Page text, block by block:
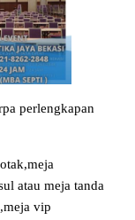
perlengkapan
atau meja tanda
vip